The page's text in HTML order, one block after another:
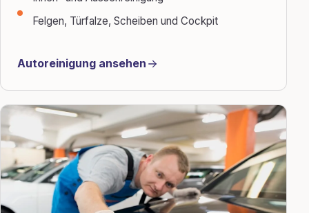
Felgen, Türfalze, Scheiben und Cockpit
Autoreinigung ansehen